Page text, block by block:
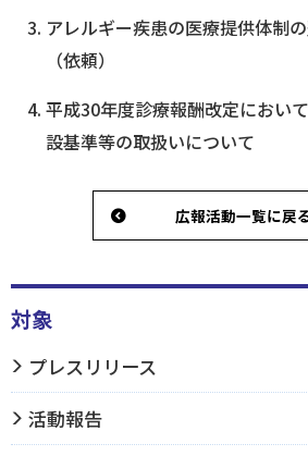
アレルギー疾患の医療提供体制
（依頼）
平成30年度診療報酬改定におい
設基準等の取扱いについて
広報活動一覧に戻
対象
プレスリリース
活動報告